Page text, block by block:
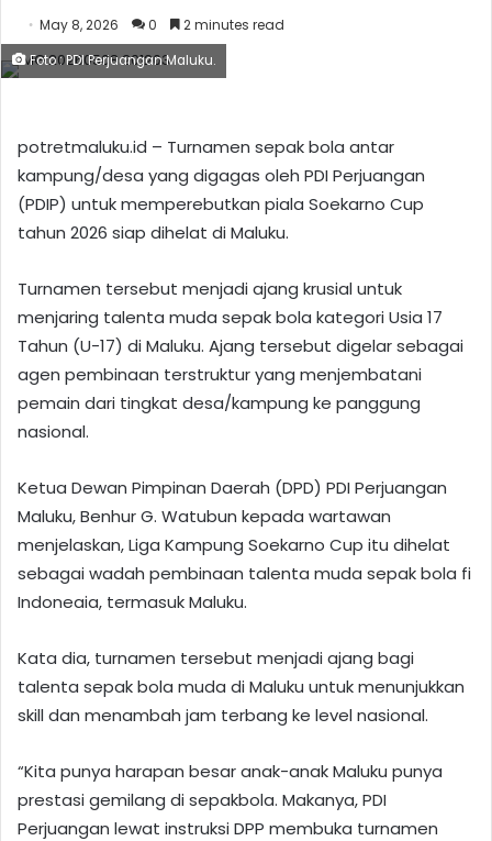
May 8, 2026 0 2 minutes read
Foto : PDI Perjuangan Maluku.
potretmaluku.id – Turnamen sepak bola antar
kampung/desa yang digagas oleh PDI Perjuangan
(PDIP) untuk memperebutkan piala Soekarno Cup
tahun 2026 siap dihelat di Maluku.
Turnamen tersebut menjadi ajang krusial untuk
menjaring talenta muda sepak bola kategori Usia 17
Tahun (U-17) di Maluku. Ajang tersebut digelar sebagai
agen pembinaan terstruktur yang menjembatani
pemain dari tingkat desa/kampung ke panggung
nasional.
Ketua Dewan Pimpinan Daerah (DPD) PDI Perjuangan
Maluku, Benhur G. Watubun kepada wartawan
menjelaskan, Liga Kampung Soekarno Cup itu dihelat
sebagai wadah pembinaan talenta muda sepak bola fi
Indoneaia, termasuk Maluku.
Kata dia, turnamen tersebut menjadi ajang bagi
talenta sepak bola muda di Maluku untuk menunjukkan
skill dan menambah jam terbang ke level nasional.
“Kita punya harapan besar anak-anak Maluku punya
prestasi gemilang di sepakbola. Makanya, PDI
Perjuangan lewat instruksi DPP membuka turnamen